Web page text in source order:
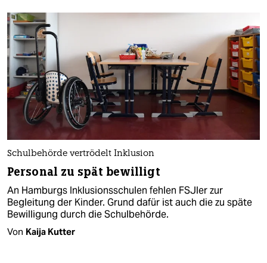
Schulbehörde vertrödelt Inklusion
Personal zu spät bewilligt
An Hamburgs Inklusionsschulen fehlen FSJler zur
Begleitung der Kinder. Grund dafür ist auch die zu späte
Bewilligung durch die Schulbehörde.
Von Kaija Kutter